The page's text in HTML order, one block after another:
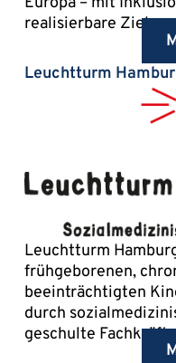
realisierbare Ziele.
Leuchtturm
Leuchtturm
frühgeborenen,
beeinträchtigten
durch
geschulte